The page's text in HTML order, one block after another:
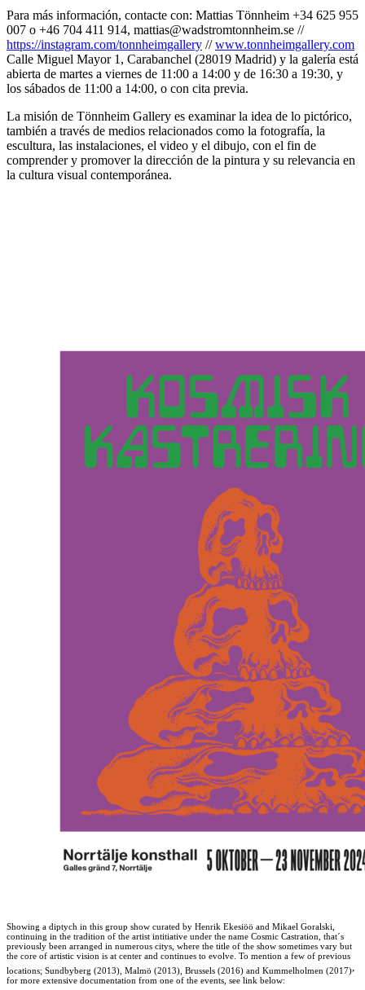
Para más información, contacte con: Mattias Tönnheim +34 625 955
007 o +46 704 411 914, mattias@wadstromtonnheim.se //
https://instagram.com/tonnheimgallery //www.tonnheimgallery.com
Calle Miguel Mayor 1, Carabanchel (28019 Madrid) y la galería está
abierta de martes a viernes de 11:00 a 14:00 y de 16:30 a 19:30, y
los sábados de 11:00 a 14:00, o con cita previa.
La misión de Tönnheim Gallery es examinar la idea de lo pictórico,
también a través de medios relacionados como la fotografía, la
escultura, las instalaciones, el video y el dibujo, con el fin de
comprender y promover la dirección de la pintura y su relevancia en
la cultura visual contemporánea.
Showing a diptych in this group show curated by Henrik Ekesiöö and Mikael Goralski,
continuing in the tradition of the artist intitiative under the name Cosmic Castration, that´s
previously been arranged in numerous citys, where the title of the show sometimes vary but
the core of artistic vision is at center and continues to evolve. To mention a few of previous
locations; Sundbyberg (2013), Malmö (2013), Brussels (2016) and Kummelholmen (2017)
for more extensive documentation from one of the events, see link below: